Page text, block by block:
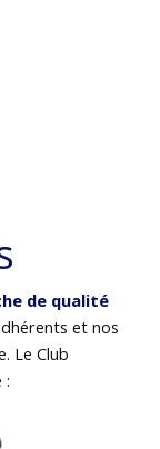
de qualité
et nos
Le Club
: